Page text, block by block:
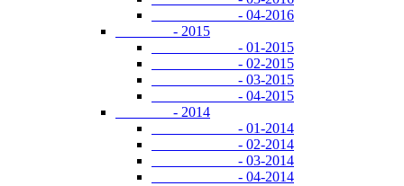
- 04-2016
- 2015
- 01-2015
- 02-2015
- 03-2015
- 04-2015
- 2014
- 01-2014
- 02-2014
- 03-2014
- 04-2014